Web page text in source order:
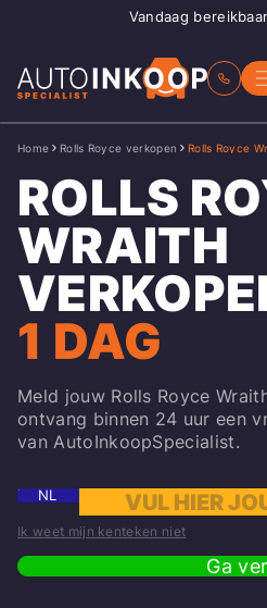
Vandaag
Home Rolls Royce verkopen Rolls Royce
ROLLS
WRAITH
1 DAG
Meld jouw Rolls Royce
ontvang binnen 24 uur een
van AutoInkoopSpecialist.
NL
Ik weet mijn kenteken niet
Ga